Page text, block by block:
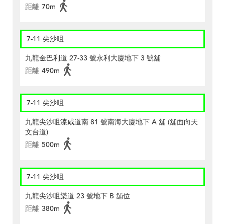
距離 70m
7-11 尖沙咀
九龍金巴利道 27-33 號永利大廈地下 3 號舖
距離 490m
7-11 尖沙咀
九龍尖沙咀漆咸道南 81 號南海大廈地下 A 舖 (舖面向天
文台道)
距離 500m
7-11 尖沙咀
九龍尖沙咀樂道 23 號地下 B 舖位
距離 380m